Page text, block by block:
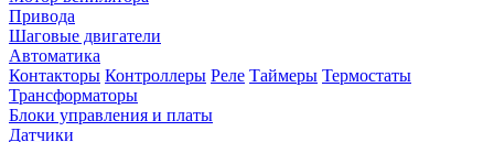
Привода
Шаговые двигатели
Автоматика
Контакторы Контроллеры Реле Таймеры Термостаты
Трансформаторы
Блоки управления и платы
Датчики